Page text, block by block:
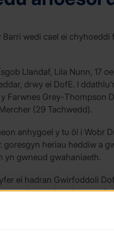
wedi cael ei chyhoeddi
Llandaf, Lila Nunn, 17
drwy ei DofE. I
Grey-Thompson
(29 Tachwedd).
anhygoel y tu ôl i Wobr
goresgyn heriau heddiw a
yn gwneud gwahaniaeth.
ei hadran Gwirfoddoli
yn ei hysgol gyda man
boteli plastig rhag cael eu
Daclus ac mae’n